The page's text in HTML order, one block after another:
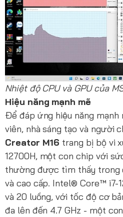
Nhiệt độ CPU và GPU của
Hiệu năng mạnh mẽ
Để đáp ứng hiệu năng
viên, nhà sáng tạo và người
Creator M16 trang bị bộ vi
12700H, một con chip với
thường được tìm thấy trong
và cao cấp. Intel® Core™ i7-
và 20 luồng, với tốc độ cơ
đa lên đến 4.7 GHz - một